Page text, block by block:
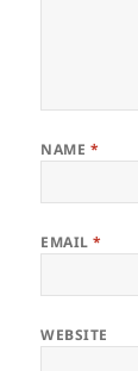
NAME *
EMAIL*
WEBSITE